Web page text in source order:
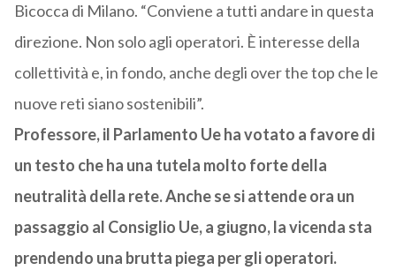
Bicocca di Milano. “Conviene a tutti andare in questa
direzione. Non solo agli operatori. È interesse della
collettività e, in fondo, anche degli over the top che le
nuove reti siano sostenibili”.
Professore, il Parlamento Ue ha votato a favore di
un testo che ha una tutela molto forte della
neutralità della rete. Anche se si attende ora un
passaggio al Consiglio Ue, a giugno, la vicenda sta
prendendo una brutta piega per gli operatori.